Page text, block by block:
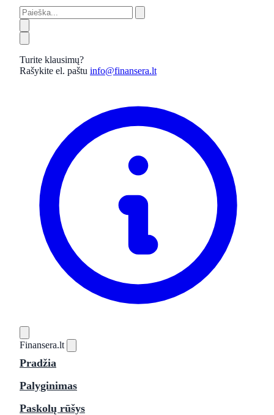
Turite klausimų?
Rašykite el. paštu info@finansera.lt
Finansera.lt
Pradžia
Palyginimas
Paskolų rūšys